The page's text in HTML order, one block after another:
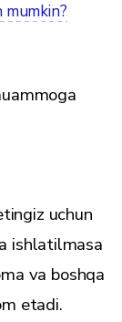
mumkin?
uchun
ishlatilmasa
va boshqa
etadi.